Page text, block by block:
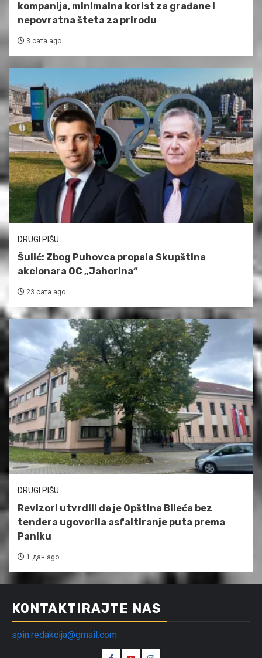
kompanija, minimalna korist za građane i
nepovratna šteta za prirodu
3 сата ago
DRUGI PIŠU
Šulić: Zbog Puhovca propala Skupština
akcionara OC „Jahorina“
23 сата ago
DRUGI PIŠU
Revizori utvrdili da je Opština Bileća bez
tendera ugovorila asfaltiranje puta prema
Paniku
1 дан ago
KONTAKTIRAJTE NAS
spin.redakcija@gmail.com